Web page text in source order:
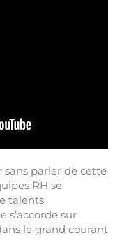
sans parler de cette
RH se
talents
s’accorde sur
le grand courant